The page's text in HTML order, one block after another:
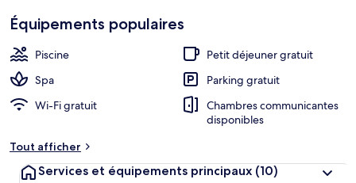
Équipements populaires
Piscine
Petit déjeuner gratuit
Spa
Parking gratuit
Wi-Fi gratuit
Chambres communicantes
disponibles
Tout afficher
Services et équipements principaux (10)